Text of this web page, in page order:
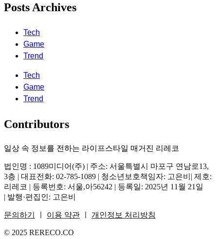
Posts Archives
Tech
Game
Trend
Tech
Game
Trend
Contributors
일상 속 정보를 전하는 라이프스타일 매거진 리레코
법인명 : 1089미디어(주) | 주소: 서울특별시 마포구 연남로13,
3층 | 대표전화: 02-785-1089 | 청소년보호책임자: 고은비| 제호:
리레코 | 등록번호: 서울,아56242 | 등록일: 2025년 11월 21일
| 발행·편집인: 고은비
문의하기 이용 약관 개인정보 처리방침
© 2025 RERECO.CO